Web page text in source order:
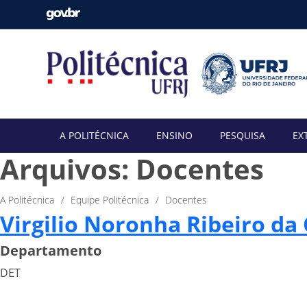
A POLITÉCNICA ENSINO PESQUISA
Arquivos: Docentes
A Politécnica Equipe Politécnica Docentes
Virgilio Noronha Ribeiro da
Departamento
DET